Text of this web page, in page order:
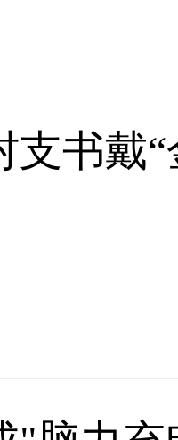
支书戴